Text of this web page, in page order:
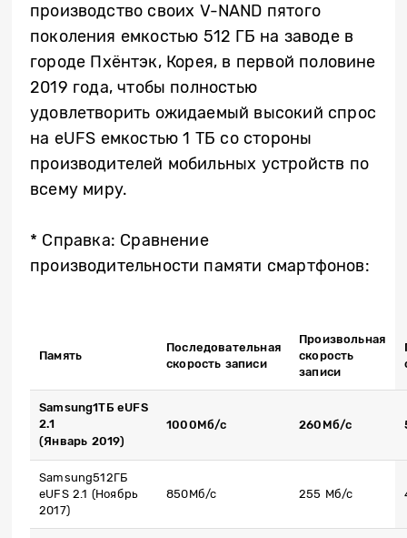
производство своих V-NAND пятого
поколения емкостью 512 ГБ на заводе в
городе Пхёнтэк, Корея, в первой половине
2019 года, чтобы полностью
удовлетворить ожидаемый высокий спрос
на eUFS емкостью 1 ТБ со стороны
производителей мобильных устройств по
всему миру.
* Справка: Сравнение
производительности памяти смартфонов:
Память
Последовательная
скорость записи
Произвольная
скорость
записи
Samsung1ТБ eUFS
2.1
(Январь 2019)
1000Мб/с 260Mб/с
Samsung512ГБ
eUFS 2.1 (Ноябрь
2017)
850Mб/с 255 Mб/с